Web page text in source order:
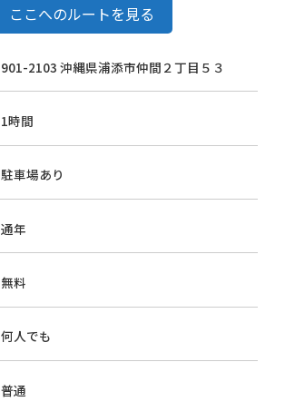
ここへのルートを見る
901-2103 沖縄県浦添市仲間２丁目５３
1時間
駐車場あり
通年
無料
何人でも
普通